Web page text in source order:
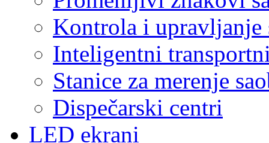
Kontrola i upravljanje
Inteligentni
Stanice za merenje
Dispečarski centri
LED ekrani